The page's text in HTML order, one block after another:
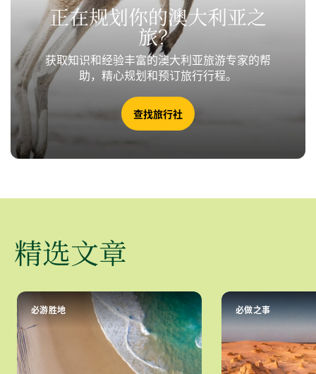
正在规划你的澳大利亚之
旅？
获取知识和经验丰富的澳大利亚旅游专家的帮
助，精心规划和预订旅行行程。
查找旅行社
精选文章
必游胜地 必做之事